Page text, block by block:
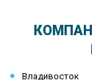
Владивосток